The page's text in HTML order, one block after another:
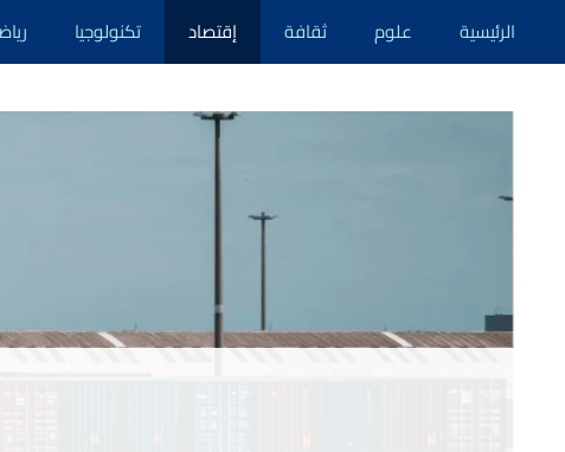
الرئيسية علوم ثقافة إقتصاد تكنولوجيا